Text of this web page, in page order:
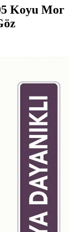
Koyu Mor